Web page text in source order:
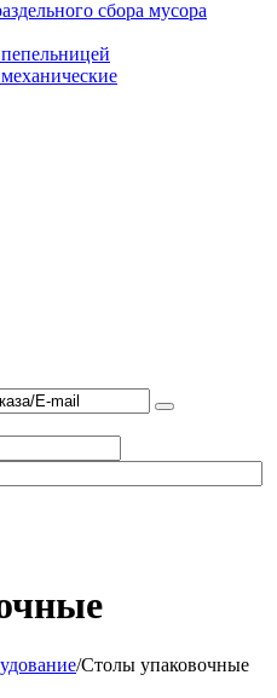
сбора мусора
/Столы упаковочные